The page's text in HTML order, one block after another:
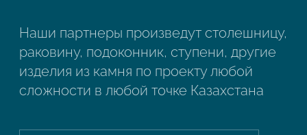
Наши партнеры произведут столешницу,
раковину, подоконник, ступени, другие
изделия из камня по проекту любой
сложности в любой точке Казахстана